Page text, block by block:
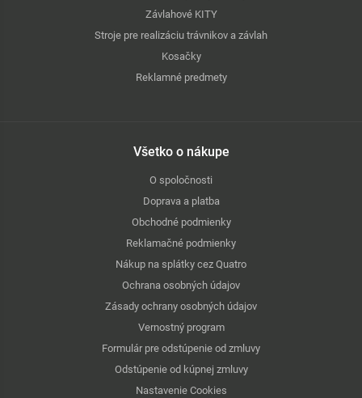
Závlahové KITY
Stroje pre realizáciu trávnikov a závlah
Kosačky
Reklamné predmety
Všetko o nákupe
O spoločnosti
Doprava a platba
Obchodné podmienky
Reklamačné podmienky
Nákup na splátky cez Quatro
Ochrana osobných údajov
Zásady ochrany osobných údajov
Vernostný program
Formulár pre odstúpenie od zmluvy
Odstúpenie od kúpnej zmluvy
Nastavenie Cookies